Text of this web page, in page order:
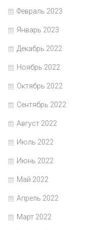
Февраль 2023
Январь 2023
Декабрь 2022
Ноябрь 2022
Октябрь 2022
Сентябрь 2022
Август 2022
Июль 2022
Июнь 2022
Май 2022
Апрель 2022
Март 2022